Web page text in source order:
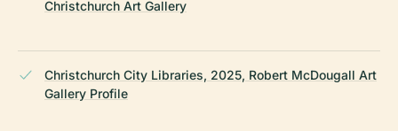
Christchurch Art Gallery
Christchurch City Libraries, 2025, Robert McDougall Art
Gallery Profile